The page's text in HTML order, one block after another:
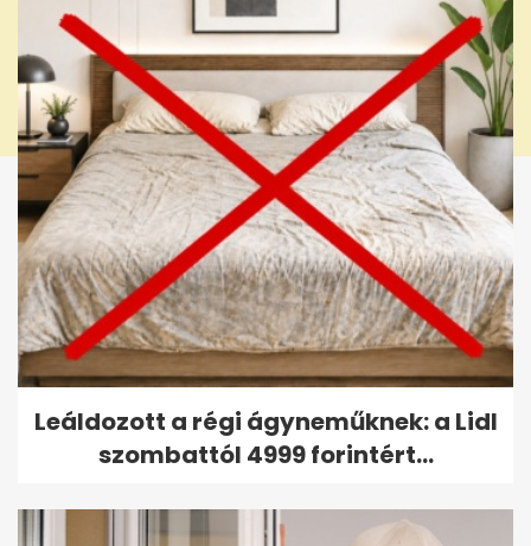
Leáldozott a régi ágyneműknek: a Lidl
szombattól 4999 forintért...